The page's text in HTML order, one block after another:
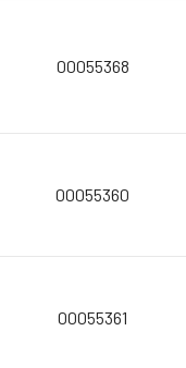
00055368
00055360
00055361